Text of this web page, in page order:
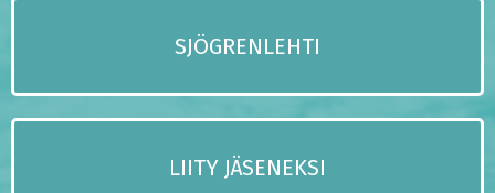
SJÖGRENLEHTI
LIITY JÄSENEKSI